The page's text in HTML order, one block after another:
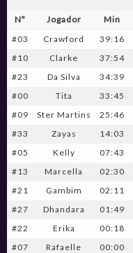
Nº Jogador Min
#03
Crawford 39:16
#10
Clarke 37:54
#23
Da Silva 34:39
#00
Tita 33:45
#09
Ster Martins 25:46
#33
Zayas 14:03
#05
Kelly 07:43
#13
Marcella 02:30
#21
Gambim 02:11
#27
Dhandara 01:49
#22
Erika 00:18
#07
Rafaelle 00:00